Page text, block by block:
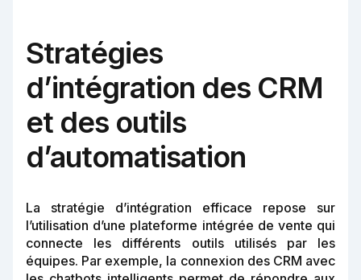
Stratégies
d’intégration des CRM
et des outils
d’automatisation
La stratégie d’intégration efficace repose sur
l’utilisation d’une plateforme intégrée de vente qui
connecte les différents outils utilisés par les
équipes. Par exemple, la connexion des CRM avec